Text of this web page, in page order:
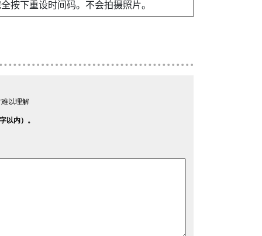
按下重设时间码。不会拍摄照片。